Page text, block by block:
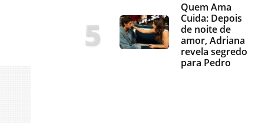
Quem Ama
Cuida: Depois
de noite de
amor, Adriana
revela segredo
para Pedro